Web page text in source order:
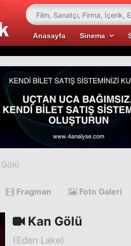
Anasayfa Sinema
Fragman Foto Galeri
Kan Gölü
(Eden Lake)